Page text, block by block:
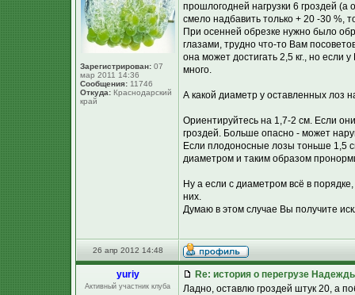
Зарегистрирован: 07
мар 2011 14:36
Сообщения: 11746
Откуда: Краснодарский
край
прошлогодней нагрузки 6 гроздей
смело надбавить только + 20 -30 %,
При осенней обрезке нужно было
глазами, трудно что-то Вам
она может достигать 2,5 кг., но если
много.
А какой диаметр у оставленных лоз
Ориентируйтесь на 1,7-2 см. Если
гроздей. Больше опасно - может
Если плодоносные лозы тоньше 1,5
диаметром и таким образом
Ну а если с диаметром всё в порядке,
них.
Думаю в этом случае Вы получите
26 апр 2012 14:48
yuriy
Активный участник клуба
Re: история о перегрузе
Ладно, оставлю гроздей штук 20, а